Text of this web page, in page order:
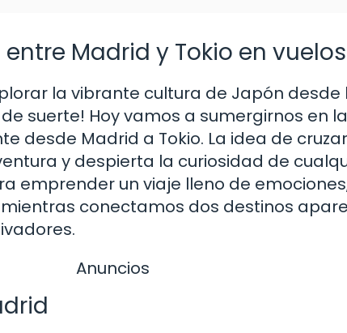
Madrid y Tokio en
la vibrante cultura de Japón desde
suerte! Hoy vamos a sumergirnos en
desde Madrid a Tokio. La idea de
y despierta la curiosidad de
emprender un viaje lleno de
conectamos dos destinos
Anuncios